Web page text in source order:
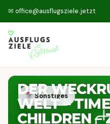
✉ office@ausflugsziele.jetzt
Sonstiges
DER
WELT –
CHILDREN